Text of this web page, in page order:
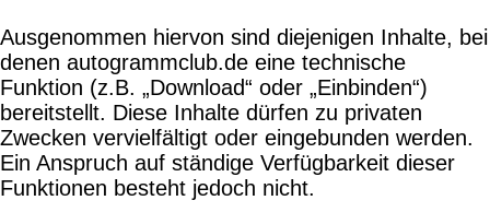
Ausgenommen hiervon sind diejenigen Inhalte, bei
denen autogrammclub.de eine technische
Funktion (z.B. „Download“ oder „Einbinden“)
bereitstellt. Diese Inhalte dürfen zu privaten
Zwecken vervielfältigt oder eingebunden werden.
Ein Anspruch auf ständige Verfügbarkeit dieser
Funktionen besteht jedoch nicht.